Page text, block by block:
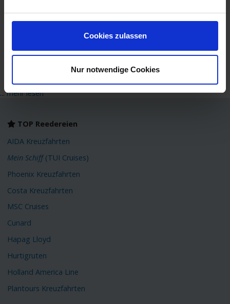
Cookies zulassen
Nur notwendige Cookies
BALKONKABINE 2.099,-
... mehr lesen
TOP Reedereien
AIDA Kreuzfahrten
Mein Schiff(TUI Cruises)
Phoenix Kreuzfahrten
Costa Kreuzfahrten
MSC Cruises
Cunard
Hapag Lloyd
Hurtigruten
Holland America Line
Plantours Kreuzfahrten